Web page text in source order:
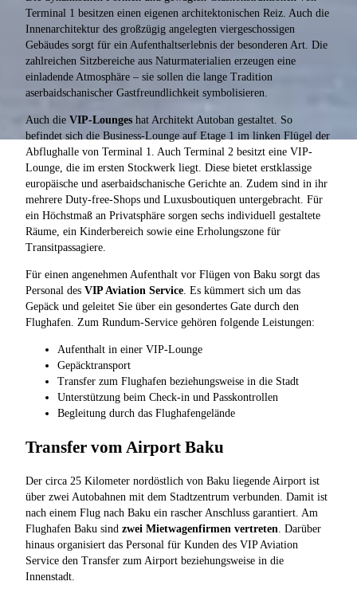
Terminal 1 besitzen einen eigenen architektonischen Reiz. Auch die
Innenarchitektur des großzügig angelegten viergeschossigen
Gebäudes sorgt für ein Aufenthaltserlebnis der besonderen Art. Die
zahlreichen Sitzbereiche aus Naturmaterialien erzeugen eine
einladende Atmosphäre – sie sollen die lange Tradition
aserbaidschanischer Gastfreundlichkeit symbolisieren.
Auch die VIP-Lounges hat Architekt Autoban gestaltet. So
befindet sich die Business-Lounge auf Etage 1 im linken Flügel der
Abflughalle von Terminal 1. Auch Terminal 2 besitzt eine VIP-
Lounge, die im ersten Stockwerk liegt. Diese bietet erstklassige
europäische und aserbaidschanische Gerichte an. Zudem sind in ihr
mehrere Duty-free-Shops und Luxusboutiquen untergebracht. Für
ein Höchstmaß an Privatsphäre sorgen sechs individuell gestaltete
Räume, ein Kinderbereich sowie eine Erholungszone für
Transitpassagiere.
Für einen angenehmen Aufenthalt vor Flügen von Baku sorgt das
Personal des VIP Aviation Service . Es kümmert sich um das
Gepäck und geleitet Sie über ein gesondertes Gate durch den
Flughafen. Zum Rundum-Service gehören folgende Leistungen:
Aufenthalt in einer VIP-Lounge
Gepäcktransport
Transfer zum Flughafen beziehungsweise in die Stadt
Unterstützung beim Check-in und Passkontrollen
Begleitung durch das Flughafengelände
Transfer vom Airport Baku
Der circa 25 Kilometer nordöstlich von Baku liegende Airport ist
über zwei Autobahnen mit dem Stadtzentrum verbunden. Damit ist
nach einem Flug nach Baku ein rascher Anschluss garantiert. Am
Flughafen Baku sind zwei Mietwagenfirmen vertreten . Darüber
hinaus organisiert das Personal für Kunden des VIP Aviation
Service den Transfer zum Airport beziehungsweise in die
Innenstadt.